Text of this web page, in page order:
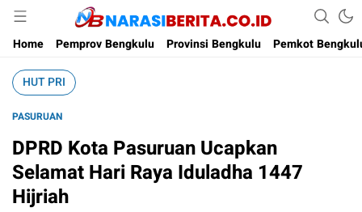
Narasi Berita
Home
Pemprov Bengkulu Provinsi Bengkulu Pemkot
HUT PRI
PASURUAN
DPRD Kota Pasuruan Ucapkan
Selamat Hari Raya Iduladha 1447
Hijriah